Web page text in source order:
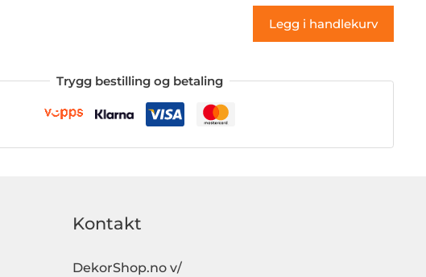
antall
Legg i handlekurv
Trygg bestilling og betaling
Kontakt
DekorShop.no v/